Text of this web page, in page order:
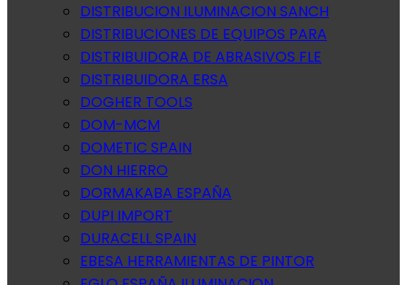
DISTRIBUCION ILUMINACION SANCH
DISTRIBUCIONES DE EQUIPOS PARA
DISTRIBUIDORA DE ABRASIVOS FLE
DISTRIBUIDORA ERSA
DOGHER TOOLS
DOM-MCM
DOMETIC SPAIN
DON HIERRO
DORMAKABA ESPAÑA
DUPI IMPORT
DURACELL SPAIN
EBESA HERRAMIENTAS DE PINTOR